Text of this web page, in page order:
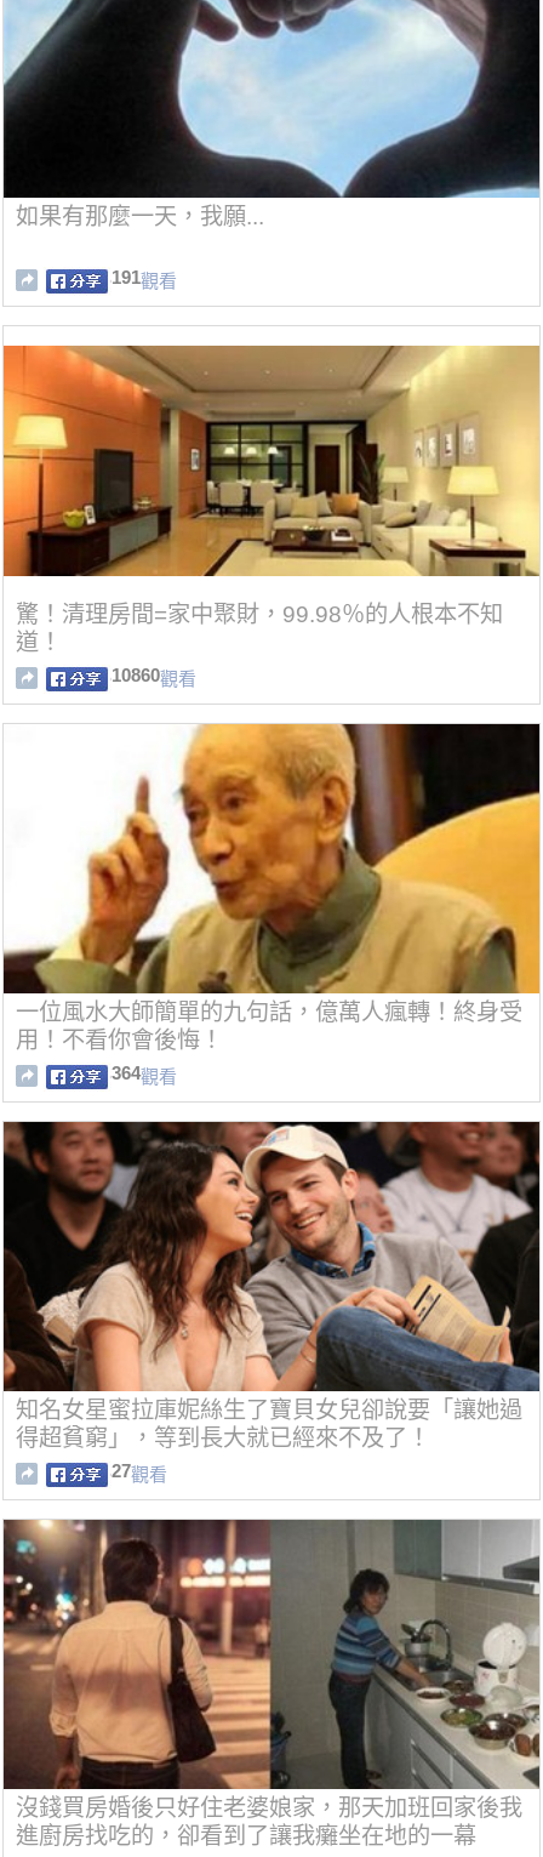
如果有那麼一天，我願...
191觀看
驚！清理房間=家中聚財，99.98％的人根本不知
道！
10860觀看
一位風水大師簡單的九句話，億萬人瘋轉！終身受
用！不看你會後悔！
364觀看
知名女星蜜拉庫妮絲生了寶貝女兒卻說要「讓她過
得超貧窮」，等到長大就已經來不及了！
27觀看
沒錢買房婚後只好住老婆娘家，那天加班回家後我
進廚房找吃的，卻看到了讓我癱坐在地的一幕